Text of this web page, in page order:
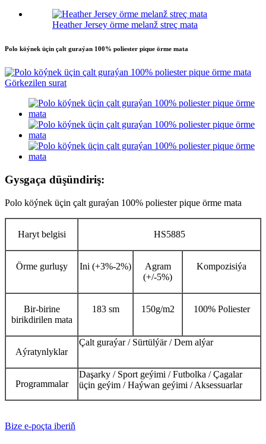
Heather Jersey örme melanž streç mata
Polo köýnek üçin çalt guraýan 100% poliester pique örme mata
Gysgaça düşündiriş:
Polo köýnek üçin çalt guraýan 100% poliester pique örme mata
Haryt belgisi HS5885
Örme gurluşy Ini (+3%-2%)
Agram
(+/-5%)
Kompozisiýa
Bir-birine
birikdirilen mata
183 sm 150g/m2 100% Poliester
Aýratynlyklar
Çalt guraýar / Sürtülýär / Dem alýar
Programmalar
Daşarky / Sport geýimi / Futbolka / Çagalar
üçin geýim / Haýwan geýimi / Aksessuarlar
Bize e-poçta iberiň